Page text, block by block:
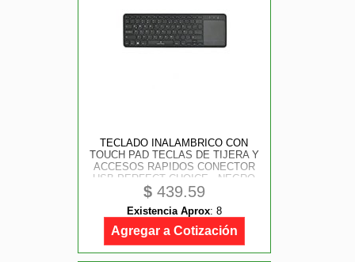
TECLADO INALAMBRICO CON
TOUCH PAD TECLAS DE TIJERA Y
ACCESOS RAPIDOS CONECTOR
USB PERFECT CHOICE - NEGRO
$ 439.59
Existencia Aprox: 8
Agregar a Cotización